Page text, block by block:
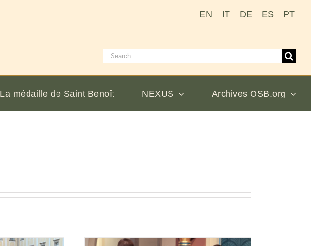
EN IT DE ES PT
Rechercher
La médaille de Saint Benoît NEXUS Archives OSB.org